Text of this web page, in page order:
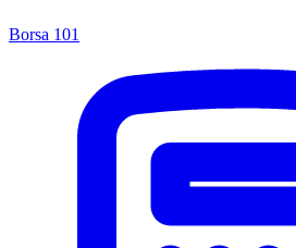
Borsa 101